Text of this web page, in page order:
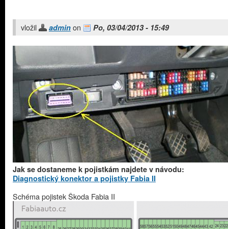
vložil admin on Po, 03/04/2013 - 15:49
Jak se dostaneme k pojistkám najdete v návodu:
Diagnostický konektor a pojistky Fabia II
Schéma pojistek Škoda Fabia II